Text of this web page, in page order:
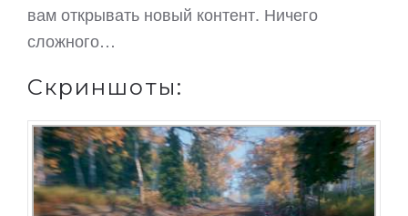
вам открывать новый контент. Ничего
сложного…
Скриншоты: